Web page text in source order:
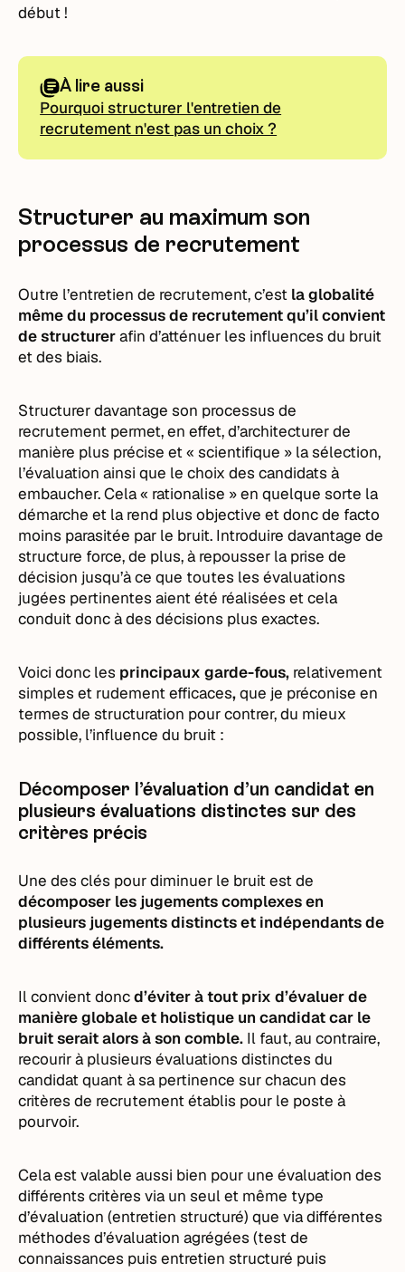
début !
À lire aussi
Pourquoi structurer l'entretien de
recrutement n'est pas un choix ?
Structurer au maximum son
processus de recrutement
Outre l’entretien de recrutement, c’est la globalité
même du processus de recrutement qu’il convient
de structurerafin d’atténuer les influences du bruit
et des biais.
Structurer davantage son processus de
recrutement permet, en effet, d’architecturer de
manière plus précise et « scientifique » la sélection,
l’évaluation ainsi que le choix des candidats à
embaucher. Cela « rationalise » en quelque sorte la
démarche et la rend plus objective et donc de facto
moins parasitée par le bruit. Introduire davantage de
structure force, de plus, à repousser la prise de
décision jusqu’à ce que toutes les évaluations
jugées pertinentes aient été réalisées et cela
conduit donc à des décisions plus exactes.
Voici donc les principaux garde-fous, relativement
simples et rudement efficaces,que je préconise en
termes de structuration pour contrer, du mieux
possible, l’influence du bruit :
Décomposer l’évaluation d’un candidat en
plusieurs évaluations distinctes sur des
critères précis
Une des clés pour diminuer le bruit est de
décomposer les jugements complexesen
plusieurs jugements distincts et indépendants de
différents éléments.
Il convient doncd’éviter à tout prix d’évaluer de
manière globale et holistique un candidat car le
bruit serait alors à son comble. Il faut, au contraire,
recourir à plusieurs évaluations distinctes du
candidat quant à sa pertinence sur chacun des
critères de recrutement établis pour le poste à
pourvoir.
Cela est valable aussi bien pour une évaluation des
différents critères via un seul et même type
d’évaluation (entretien structuré) que via différentes
méthodes d’évaluation agrégées (test de
connaissances puis entretien structuré puis